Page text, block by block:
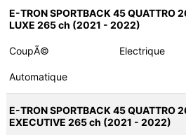
E-TRON SPORTBACK 45 QUATTRO
LUXE 265 ch (2021 - 2022)
CoupÃ© Electrique
Automatique
E-TRON SPORTBACK 45 QUATTRO
EXECUTIVE 265 ch (2021 - 2022)